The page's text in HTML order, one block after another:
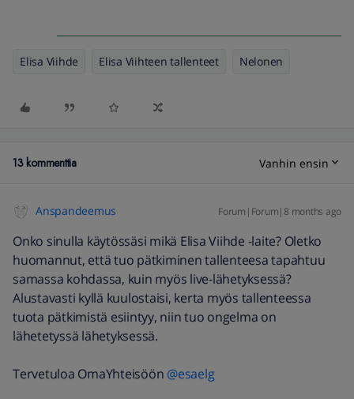
Elisa Viihde Elisa Viihteen tallenteet Nelonen
13 kommenttia Vanhin ensin
Anspandeemus Forum|Forum|8 months ago
Onko sinulla käytössäsi mikä Elisa Viihde -laite? Oletko
huomannut, että tuo pätkiminen tallenteesa tapahtuu
samassa kohdassa, kuin myös live-lähetyksessä?
Alustavasti kyllä kuulostaisi, kerta myös tallenteessa
tuota pätkimistä esiintyy, niin tuo ongelma on
lähetetyssä lähetyksessä.
Tervetuloa OmaYhteisöön ​ @esaelg